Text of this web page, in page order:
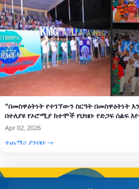
"በመስዋዕትነት የተገኘውን ስርዓት በመስዋዕትነት
በተለያዩ የኦሮሚያ ከተሞች የህዝቡ የድጋፍ ሰልፍ
Apr 02, 2026
ተጨማሪ ያንብቡ →